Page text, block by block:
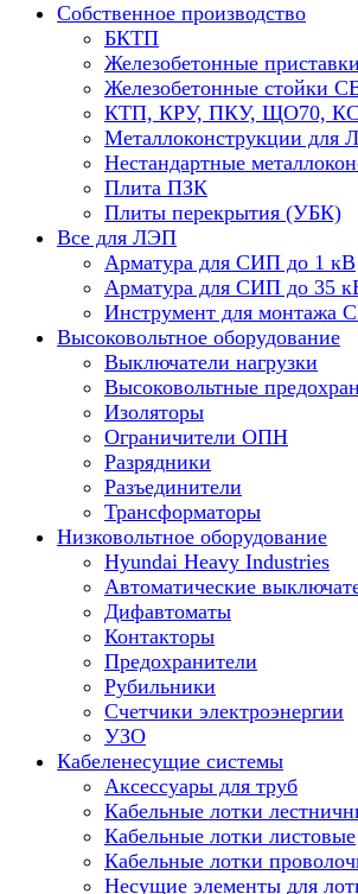
Собственное производство
БКТП
Железобетонные
Железобетонные стойки
КТП, КРУ, ПКУ, ЩО70,
Металлоконструкции для
Нестандартные
Плита ПЗК
Плиты перекрытия (УБК)
Все для ЛЭП
Арматура для СИП до 1 кВ
Арматура для СИП до 35
Инструмент для монтажа
Высоковольтное оборудование
Выключатели нагрузки
Высоковольтные
Изоляторы
Ограничители ОПН
Разрядники
Разъединители
Трансформаторы
Низковольтное оборудование
Hyundai Heavy Industries
Автоматические
Дифавтоматы
Контакторы
Предохранители
Рубильники
Счетчики электроэнергии
УЗО
Кабеленесущие системы
Аксессуары для труб
Кабельные лотки
Кабельные лотки листовые
Кабельные лотки
Несущие элементы для